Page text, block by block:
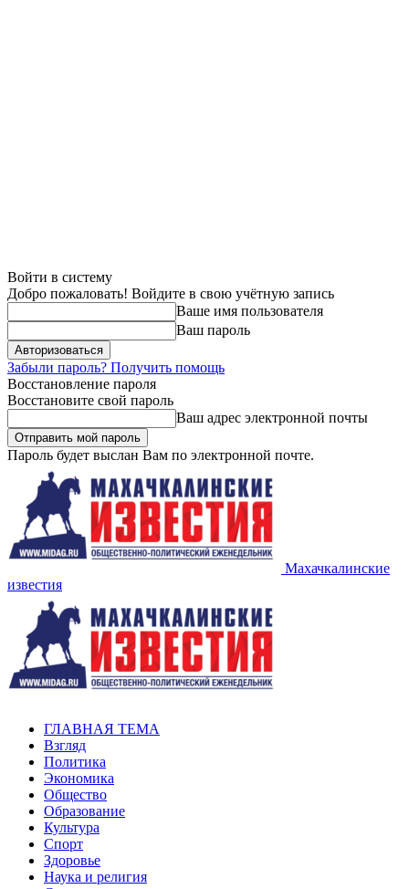
Войти в систему
Добро пожаловать! Войдите в свою учётную запись
Ваше имя пользователя
Ваш пароль
Забыли пароль? Получить помощь
Восстановление пароля
Восстановите свой пароль
Ваш адрес электронной почты
Пароль будет выслан Вам по электронной почте.
Махачкалинские
известия
ГЛАВНАЯ ТЕМА
Взгляд
Политика
Экономика
Общество
Образование
Культура
Спорт
Здоровье
Наука и религия